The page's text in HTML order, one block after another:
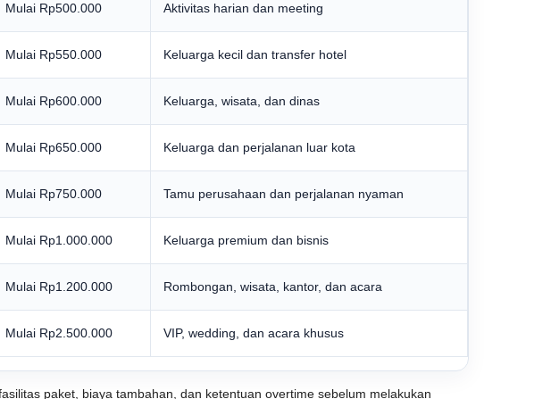
Mulai Rp500.000 Aktivitas harian dan meeting
Mulai Rp550.000 Keluarga kecil dan transfer hotel
Mulai Rp600.000 Keluarga, wisata, dan dinas
Mulai Rp650.000 Keluarga dan perjalanan luar kota
Mulai Rp750.000 Tamu perusahaan dan perjalanan nyaman
Mulai Rp1.000.000 Keluarga premium dan bisnis
Mulai Rp1.200.000 Rombongan, wisata, kantor, dan acara
Mulai Rp2.500.000 VIP, wedding, dan acara khusus
paket, biaya tambahan, dan ketentuan overtime sebelum melakukan